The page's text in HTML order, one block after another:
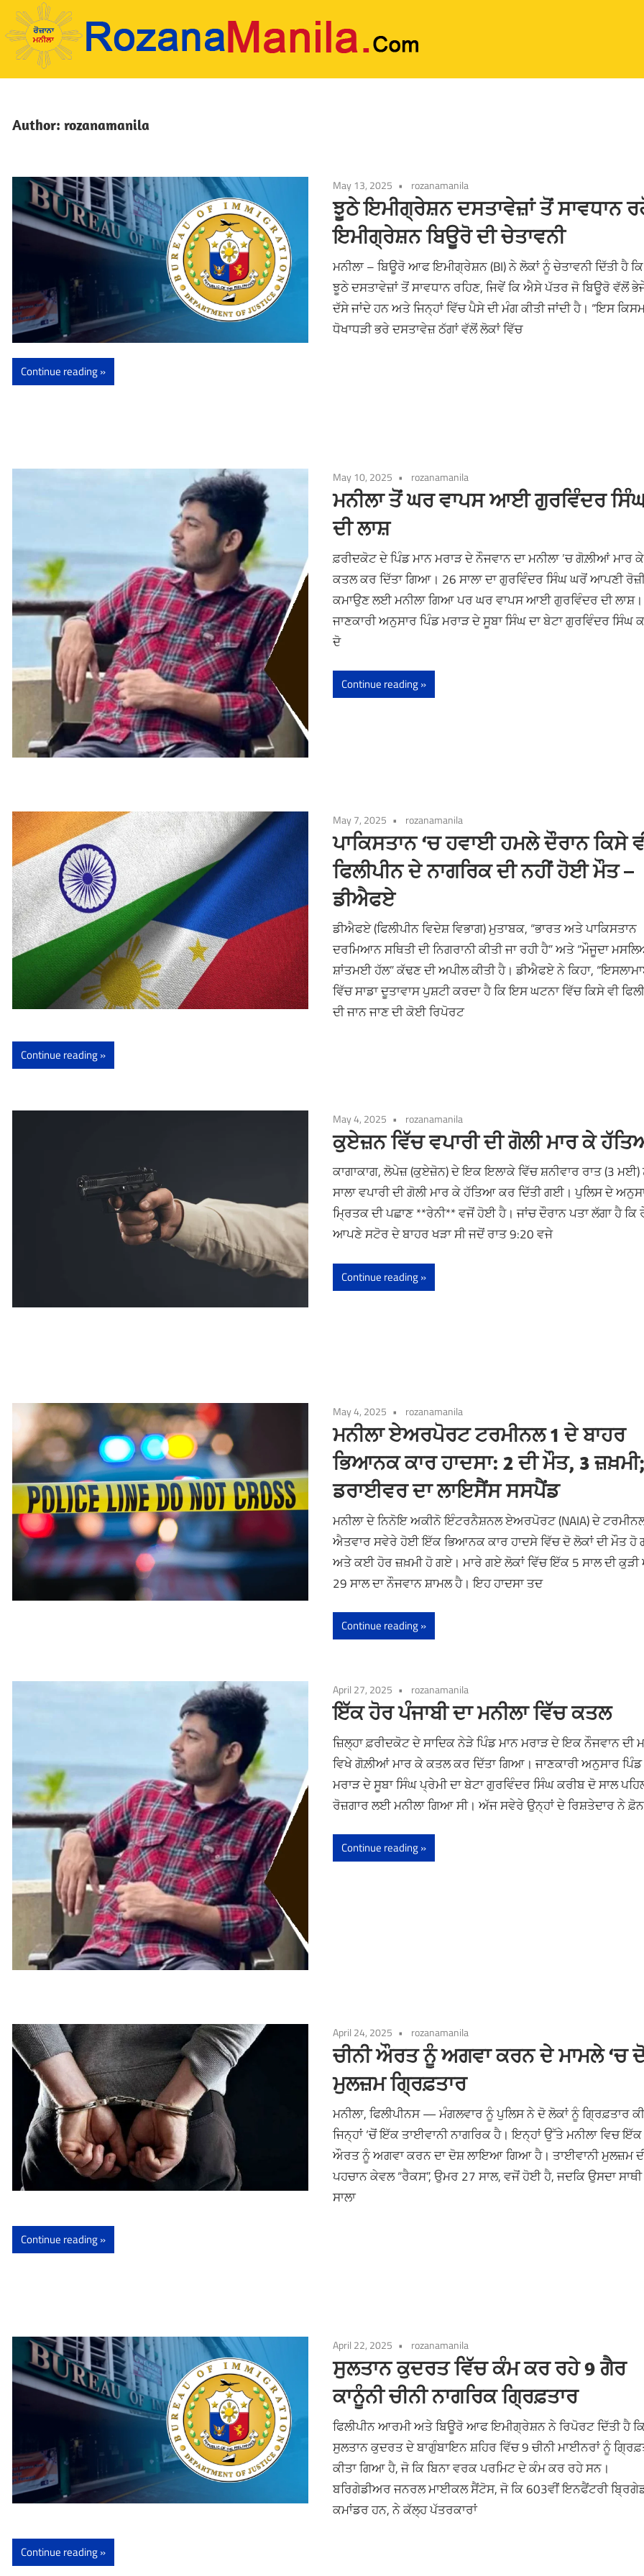
Skip
to
content
Author: rozanamanila
May 13, 2025 rozanamanila
ਝੂਠੇ ਇਮੀਗ੍ਰੇਸ਼ਨ ਦਸਤਾਵੇਜ਼ਾਂ ਤੋਂ ਸਾਵਧਾਨ
ਇਮੀਗ੍ਰੇਸ਼ਨ ਬਿਊਰੋ ਦੀ ਚੇਤਾਵਨੀ
ਮਨੀਲਾ – ਬਿਊਰੋ ਆਫ ਇਮੀਗ੍ਰੇਸ਼ਨ (BI) ਨੇ ਲੋਕਾਂ ਨੂੰ ਚੇਤਾਵਨੀ ਦਿੱਤੀ ਹੈ
ਝੂਠੇ ਦਸਤਾਵੇਜ਼ਾਂ ਤੋਂ ਸਾਵਧਾਨ ਰਹਿਣ, ਜਿਵੇਂ ਕਿ ਐਸੇ ਪੱਤਰ ਜੋ ਬਿਊਰੋ ਵੱਲੋਂ
ਦੱਸੇ ਜਾਂਦੇ ਹਨ ਅਤੇ ਜਿਨ੍ਹਾਂ ਵਿੱਚ ਪੈਸੇ ਦੀ ਮੰਗ ਕੀਤੀ ਜਾਂਦੀ ਹੈ। “ਇਸ
ਧੋਖਾਧੜੀ ਭਰੇ ਦਸਤਾਵੇਜ਼ ਠੱਗਾਂ ਵੱਲੋਂ ਲੋਕਾਂ ਵਿੱਚ
Continue reading
May 10, 2025 rozanamanila
ਮਨੀਲਾ ਤੋਂ ਘਰ ਵਾਪਸ ਆਈ ਗੁਰਵਿੰਦਰ
ਦੀ ਲਾਸ਼
ਫ਼ਰੀਦਕੋਟ ਦੇ ਪਿੰਡ ਮਾਨ ਮਰਾੜ ਦੇ ਨੌਜਵਾਨ ਦਾ ਮਨੀਲਾ ’ਚ ਗੋਲ਼ੀਆਂ ਮਾਰ ਕੇ
ਕਤਲ ਕਰ ਦਿੱਤਾ ਗਿਆ। 26 ਸਾਲਾ ਦਾ ਗੁਰਵਿੰਦਰ ਸਿੰਘ ਘਰੋਂ ਆਪਣੀ
ਕਮਾਉਣ ਲਈ ਮਨੀਲਾ ਗਿਆ ਪਰ ਘਰ ਵਾਪਸ ਆਈ ਗੁਰਵਿੰਦਰ ਦੀ ਲਾਸ਼।
ਜਾਣਕਾਰੀ ਅਨੁਸਾਰ ਪਿੰਡ ਮਰਾੜ ਦੇ ਸੂਬਾ ਸਿੰਘ ਦਾ ਬੇਟਾ ਗੁਰਵਿੰਦਰ ਸਿੰਘ
ਦੋ
Continue reading
May 7, 2025 rozanamanila
ਪਾਕਿਸਤਾਨ ‘ਚ ਹਵਾਈ ਹਮਲੇ ਦੌਰਾਨ ਕਿਸੇ
ਫਿਲੀਪੀਨ ਦੇ ਨਾਗਰਿਕ ਦੀ ਨਹੀਂ ਹੋਈ ਮੌਤ –
ਡੀਐਫਏ
ਡੀਐਫਏ (ਫਿਲੀਪੀਨ ਵਿਦੇਸ਼ ਵਿਭਾਗ) ਮੁਤਾਬਕ, “ਭਾਰਤ ਅਤੇ ਪਾਕਿਸਤਾਨ
ਦਰਮਿਆਨ ਸਥਿਤੀ ਦੀ ਨਿਗਰਾਨੀ ਕੀਤੀ ਜਾ ਰਹੀ ਹੈ” ਅਤੇ “ਮੌਜੂਦਾ
ਸ਼ਾਂਤਮਈ ਹੱਲ” ਕੱਢਣ ਦੀ ਅਪੀਲ ਕੀਤੀ ਹੈ। ਡੀਐਫਏ ਨੇ ਕਿਹਾ,
ਵਿੱਚ ਸਾਡਾ ਦੂਤਾਵਾਸ ਪੁਸ਼ਟੀ ਕਰਦਾ ਹੈ ਕਿ ਇਸ ਘਟਨਾ ਵਿੱਚ ਕਿਸੇ ਵੀ
ਦੀ ਜਾਨ ਜਾਣ ਦੀ ਕੋਈ ਰਿਪੋਰਟ
Continue reading
May 4, 2025 rozanamanila
ਕੁਏਜ਼ਨ ਵਿੱਚ ਵਪਾਰੀ ਦੀ ਗੋਲੀ ਮਾਰ ਕੇ
ਕਾਗਾਕਾਗ, ਲੋਪੇਜ਼ (ਕੁਏਜ਼ੋਨ) ਦੇ ਇਕ ਇਲਾਕੇ ਵਿੱਚ ਸ਼ਨੀਵਾਰ ਰਾਤ (3 ਮਈ)
ਸਾਲਾ ਵਪਾਰੀ ਦੀ ਗੋਲੀ ਮਾਰ ਕੇ ਹੱਤਿਆ ਕਰ ਦਿੱਤੀ ਗਈ। ਪੁਲਿਸ ਦੇ
ਮ੍ਰਿਤਕ ਦੀ ਪਛਾਣ **ਰੇਨੀ** ਵਜੋਂ ਹੋਈ ਹੈ। ਜਾਂਚ ਦੌਰਾਨ ਪਤਾ ਲੱਗਾ ਹੈ ਕਿ
ਆਪਣੇ ਸਟੋਰ ਦੇ ਬਾਹਰ ਖੜਾ ਸੀ ਜਦੋਂ ਰਾਤ 9:20 ਵਜੇ
Continue reading
May 4, 2025 rozanamanila
ਮਨੀਲਾ ਏਅਰਪੋਰਟ ਟਰਮੀਨਲ 1 ਦੇ ਬਾਹਰ
ਭਿਆਨਕ ਕਾਰ ਹਾਦਸਾ: 2 ਦੀ ਮੌਤ, 3 ਜ਼ਖ਼ਮੀ;
ਡਰਾਈਵਰ ਦਾ ਲਾਇਸੈਂਸ ਸਸਪੈਂਡ
ਮਨੀਲਾ ਦੇ ਨਿਨੋਇ ਅਕੀਨੋ ਇੰਟਰਨੈਸ਼ਨਲ ਏਅਰਪੋਰਟ (NAIA) ਦੇ
ਐਤਵਾਰ ਸਵੇਰੇ ਹੋਈ ਇੱਕ ਭਿਆਨਕ ਕਾਰ ਹਾਦਸੇ ਵਿੱਚ ਦੋ ਲੋਕਾਂ ਦੀ ਮੌਤ
ਅਤੇ ਕਈ ਹੋਰ ਜ਼ਖ਼ਮੀ ਹੋ ਗਏ। ਮਾਰੇ ਗਏ ਲੋਕਾਂ ਵਿੱਚ ਇੱਕ 5 ਸਾਲ ਦੀ
29 ਸਾਲ ਦਾ ਨੌਜਵਾਨ ਸ਼ਾਮਲ ਹੈ। ਇਹ ਹਾਦਸਾ ਤਦ
Continue reading
April 27, 2025 rozanamanila
ਇੱਕ ਹੋਰ ਪੰਜਾਬੀ ਦਾ ਮਨੀਲਾ ਵਿੱਚ ਕਤਲ
ਜ਼ਿਲ੍ਹਾ ਫ਼ਰੀਦਕੋਟ ਦੇ ਸਾਦਿਕ ਨੇੜੇ ਪਿੰਡ ਮਾਨ ਮਰਾੜ ਦੇ ਇਕ ਨੌਜਵਾਨ ਦੀ
ਵਿਖੇ ਗੋਲ਼ੀਆਂ ਮਾਰ ਕੇ ਕਤਲ ਕਰ ਦਿੱਤਾ ਗਿਆ। ਜਾਣਕਾਰੀ ਅਨੁਸਾਰ ਪਿੰਡ
ਮਰਾੜ ਦੇ ਸੂਬਾ ਸਿੰਘ ਪ੍ਰੇਮੀ ਦਾ ਬੇਟਾ ਗੁਰਵਿੰਦਰ ਸਿੰਘ ਕਰੀਬ ਦੋ ਸਾਲ
ਰੋਜ਼ਗਾਰ ਲਈ ਮਨੀਲਾ ਗਿਆ ਸੀ। ਅੱਜ ਸਵੇਰੇ ਉਨ੍ਹਾਂ ਦੇ ਰਿਸ਼ਤੇਦਾਰ ਨੇ
Continue reading
April 24, 2025 rozanamanila
ਚੀਨੀ ਔਰਤ ਨੂੰ ਅਗਵਾ ਕਰਨ ਦੇ ਮਾਮਲੇ ‘ਚ
ਮੁਲਜ਼ਮ ਗ੍ਰਿਫ਼ਤਾਰ
ਮਨੀਲਾ, ਫਿਲੀਪੀਨਸ — ਮੰਗਲਵਾਰ ਨੂੰ ਪੁਲਿਸ ਨੇ ਦੋ ਲੋਕਾਂ ਨੂੰ ਗ੍ਰਿਫ਼ਤਾਰ
ਜਿਨ੍ਹਾਂ ‘ਚੋਂ ਇੱਕ ਤਾਈਵਾਨੀ ਨਾਗਰਿਕ ਹੈ। ਇਨ੍ਹਾਂ ਉੱਤੇ ਮਨੀਲਾ ਵਿਚ ਇੱਕ
ਔਰਤ ਨੂੰ ਅਗਵਾ ਕਰਨ ਦਾ ਦੋਸ਼ ਲਾਇਆ ਗਿਆ ਹੈ। ਤਾਈਵਾਨੀ ਮੁਲਜ਼ਮ
ਪਹਚਾਨ ਕੇਵਲ “ਰੈਕਸ”, ਉਮਰ 27 ਸਾਲ, ਵਜੋਂ ਹੋਈ ਹੈ, ਜਦਕਿ ਉਸਦਾ
ਸਾਲਾ
Continue reading
April 22, 2025 rozanamanila
ਸੁਲਤਾਨ ਕੁਦਰਤ ਵਿੱਚ ਕੰਮ ਕਰ ਰਹੇ 9 ਗੈਰ
ਕਾਨੂੰਨੀ ਚੀਨੀ ਨਾਗਰਿਕ ਗ੍ਰਿਫ਼ਤਾਰ
ਫਿਲੀਪੀਨ ਆਰਮੀ ਅਤੇ ਬਿਊਰੋ ਆਫ ਇਮੀਗ੍ਰੇਸ਼ਨ ਨੇ ਰਿਪੋਰਟ ਦਿੱਤੀ ਹੈ
ਸੁਲਤਾਨ ਕੁਦਰਤ ਦੇ ਬਾਗੁੰਬਾਇਨ ਸ਼ਹਿਰ ਵਿੱਚ 9 ਚੀਨੀ ਮਾਈਨਰਾਂ ਨੂੰ
ਕੀਤਾ ਗਿਆ ਹੈ, ਜੋ ਕਿ ਬਿਨਾ ਵਰਕ ਪਰਮਿਟ ਦੇ ਕੰਮ ਕਰ ਰਹੇ ਸਨ।
ਬਰਿਗੇਡੀਅਰ ਜਨਰਲ ਮਾਈਕਲ ਸੈਂਟੋਸ, ਜੋ ਕਿ 603ਵੀਂ ਇਨਫੈਂਟਰੀ
ਕਮਾਂਡਰ ਹਨ, ਨੇ ਕੱਲ੍ਹ ਪੱਤਰਕਾਰਾਂ
Continue reading